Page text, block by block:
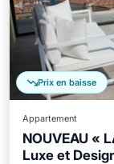
Prix en baisse
Appartement
NOUVEAU «
Luxe et